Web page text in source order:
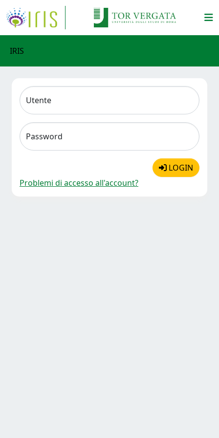
IRIS
Utente
Password
LOGIN
Problemi di accesso all'account?